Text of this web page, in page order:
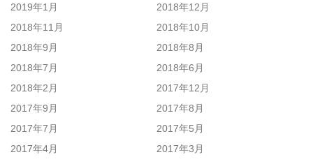
2019年1月
2018年12月
2018年11月
2018年10月
2018年9月
2018年8月
2018年7月
2018年6月
2018年2月
2017年12月
2017年9月
2017年8月
2017年7月
2017年5月
2017年4月
2017年3月